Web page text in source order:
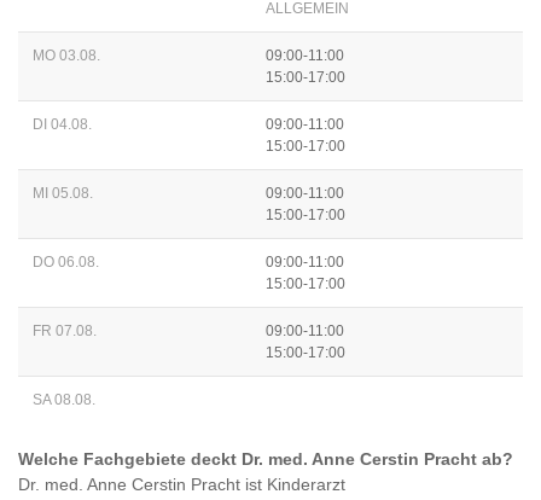
ALLGEMEIN
MO 03.08.
09:00-11:00
15:00-17:00
DI 04.08.
09:00-11:00
15:00-17:00
MI 05.08.
09:00-11:00
15:00-17:00
DO 06.08.
09:00-11:00
15:00-17:00
FR 07.08.
09:00-11:00
15:00-17:00
SA 08.08.
Welche Fachgebiete deckt Dr. med. Anne Cerstin Pracht ab?
Dr. med. Anne Cerstin Pracht ist Kinderarzt